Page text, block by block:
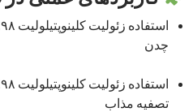
چدن
تصفیه مذاب